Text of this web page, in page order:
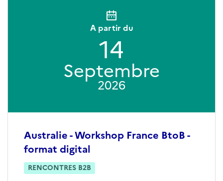
Australie - Workshop France BtoB -
format digital
RENCONTRES B2B
A partir du
14
Septembre
2026